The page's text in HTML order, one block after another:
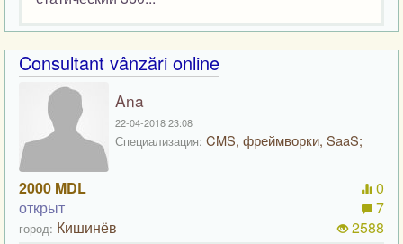
Consultant vânzări online
Ana
22-04-2018 23:08
Специализация: CMS, фреймворки, SaaS;
2000 MDL
открыт
город: Кишинёв
0
7
2588